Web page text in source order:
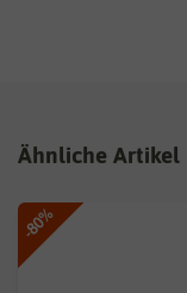
Ähnliche Artikel
-80%